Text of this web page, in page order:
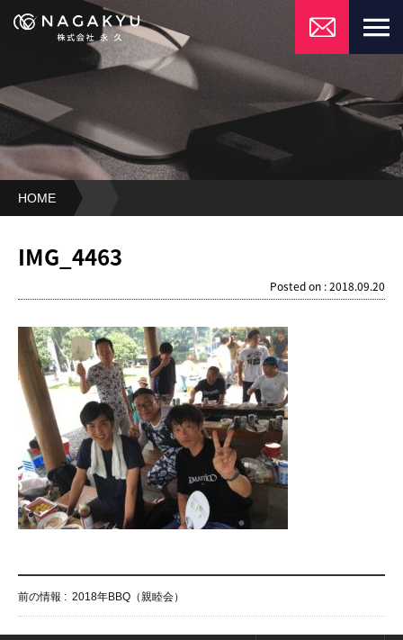
HOME
IMG_4463
Posted on : 2018.09.20
前の情報 : 2018年BBQ（親睦会）